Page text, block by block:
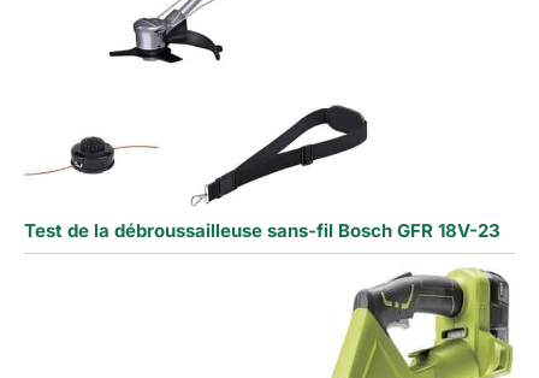
Test de la débroussailleuse sans-fil Bosch GFR 18V-23